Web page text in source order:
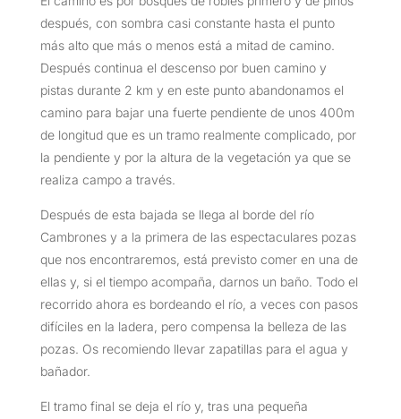
después, con sombra casi constante hasta el punto
más alto que más o menos está a mitad de camino.
Después continua el descenso por buen camino y
pistas durante 2 km y en este punto abandonamos el
camino para bajar una fuerte pendiente de unos 400m
de longitud que es un tramo realmente complicado, por
la pendiente y por la altura de la vegetación ya que se
realiza campo a través.
Después de esta bajada se llega al borde del río
Cambrones y a la primera de las espectaculares pozas
que nos encontraremos, está previsto comer en una de
ellas y, si el tiempo acompaña, darnos un baño. Todo el
recorrido ahora es bordeando el río, a veces con pasos
difíciles en la ladera, pero compensa la belleza de las
pozas. Os recomiendo llevar zapatillas para el agua y
bañador.
El tramo final se deja el río y, tras una pequeña